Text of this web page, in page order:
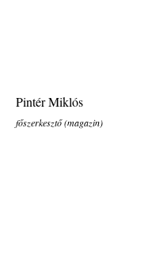
Pintér Miklós
főszerkesztő (magazin)